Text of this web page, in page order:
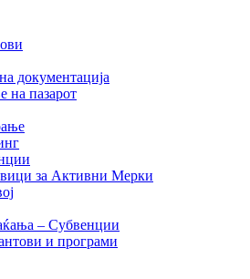
документација
на пазарот
за Активни Мерки
– Субвенции
и програми